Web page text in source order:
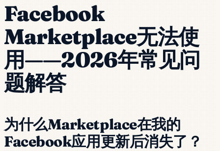
Facebook
Marketplace无法使
用——2026年常见问
题解答
为什么Marketplace在我的
Facebook应用更新后消失了？